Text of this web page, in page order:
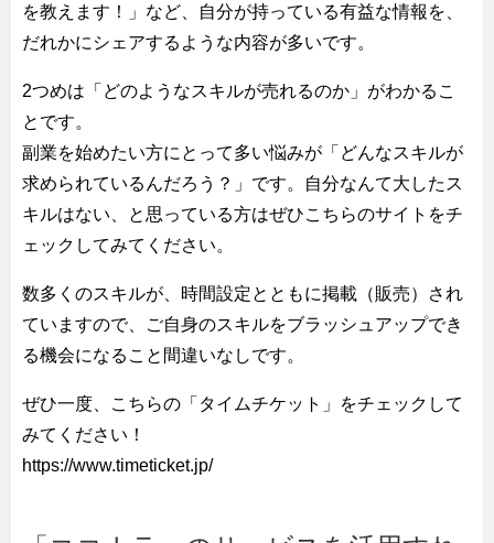
を教えます！」など、自分が持っている有益な情報を、
だれかにシェアするような内容が多いです。
2つめは「どのようなスキルが売れるのか」がわかるこ
とです。
副業を始めたい方にとって多い悩みが「どんなスキルが
求められているんだろう？」です。自分なんて大したス
キルはない、と思っている方はぜひこちらのサイトをチ
ェックしてみてください。
数多くのスキルが、時間設定とともに掲載（販売）され
ていますので、ご自身のスキルをブラッシュアップでき
る機会になること間違いなしです。
ぜひ一度、こちらの「タイムチケット」をチェックして
みてください！
https://www.timeticket.jp/